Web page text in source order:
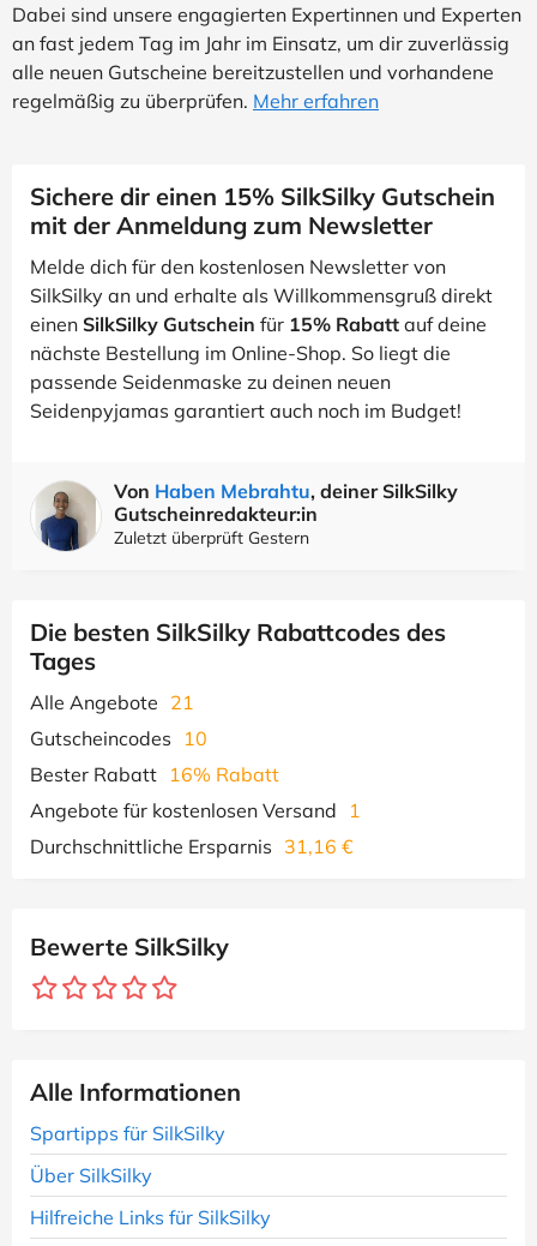
Dabei sind unsere engagierten Expertinnen und Experten
an fast jedem Tag im Jahr im Einsatz, um dir zuverlässig
alle neuen Gutscheine bereitzustellen und vorhandene
regelmäßig zu überprüfen. Mehr erfahren
Sichere dir einen 15% SilkSilky Gutschein
mit der Anmeldung zum Newsletter
Melde dich für den kostenlosen Newsletter von
SilkSilky an und erhalte als Willkommensgruß direkt
einen SilkSilky Gutschein für 15% Rabatt auf deine
nächste Bestellung im Online-Shop. So liegt die
passende Seidenmaske zu deinen neuen
Seidenpyjamas garantiert auch noch im Budget!
Von Haben Mebrahtu, deiner SilkSilky
Gutscheinredakteur:in
Zuletzt überprüft Gestern
Die besten SilkSilky Rabattcodes des
Tages
Alle Angebote 21
Gutscheincodes
10
Bester Rabatt 16% Rabatt
Angebote für kostenlosen Versand
1
Durchschnittliche Ersparnis 31,16 €
Bewerte SilkSilky
Alle Informationen
Spartipps für SilkSilky
Über SilkSilky
Hilfreiche Links für SilkSilky